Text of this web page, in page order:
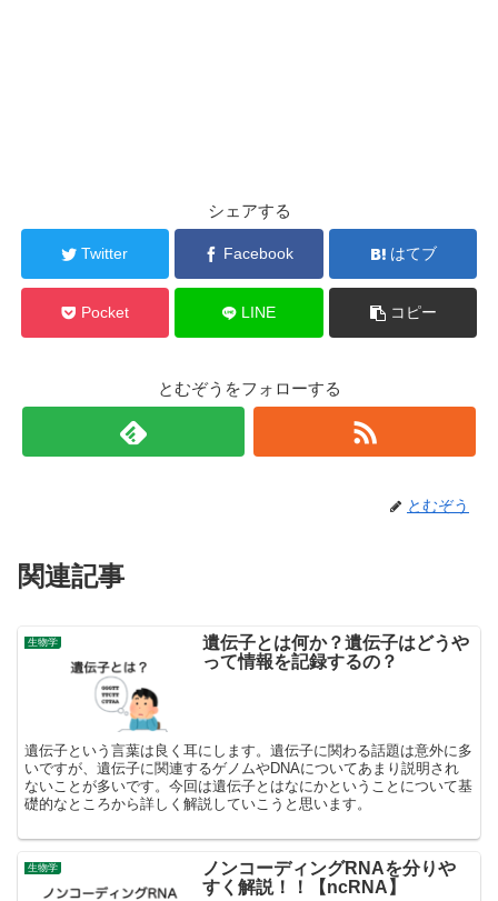
シェアする
Twitter Facebook はてブ
Pocket LINE コピー
とむぞうをフォローする
とむぞう
関連記事
生物学
遺伝子とは何か？遺伝子はどうや
って情報を記録するの？
遺伝子という言葉は良く耳にします。遺伝子に関わる話題は意外に多
いですが、遺伝子に関連するゲノムやDNAについてあまり説明され
ないことが多いです。今回は遺伝子とはなにかということについて基
礎的なところから詳しく解説していこうと思います。
生物学
ノンコーディングRNAを分りや
すく解説！！【ncRNA】